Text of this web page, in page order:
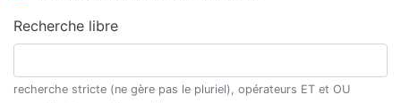
Recherche libre
recherche stricte (ne gère pas le pluriel), opérateurs ET et OU